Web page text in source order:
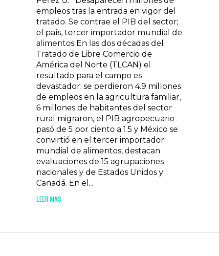
empleos tras la entrada en vigor del
tratado. Se contrae el PIB del sector;
el país, tercer importador mundial de
alimentos En las dos décadas del
Tratado de Libre Comercio de
América del Norte (TLCAN) el
resultado para el campo es
devastador: se perdieron 4.9 millones
de empleos en la agricultura familiar,
6 millones de habitantes del sector
rural migraron, el PIB agropecuario
pasó de 5 por ciento a 1.5 y México se
convirtió en el tercer importador
mundial de alimentos, destacan
evaluaciones de 15 agrupaciones
nacionales y de Estados Unidos y
Canadá. En el...
LEER MAS